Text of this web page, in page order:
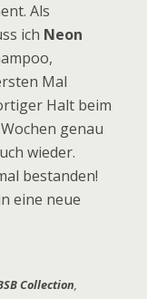
Als
ich Neon
Mal
Halt beim
genau
wieder.
bestanden!
eine neue
Collection,